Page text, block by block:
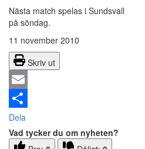
Nästa match spelas i Sundsvall
på söndag.
11 november 2010
Skriv ut
Email
Dela
Vad tycker du om nyheten?